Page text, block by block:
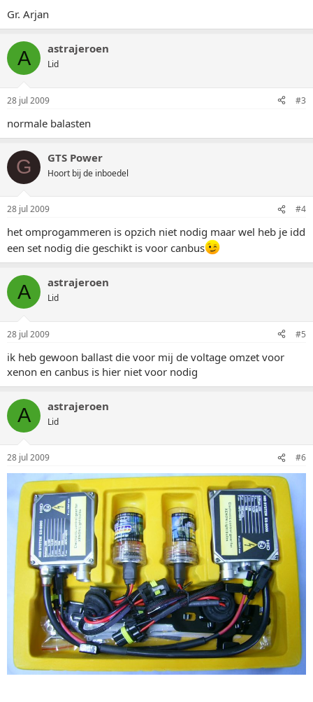
Gr. Arjan
A astrajeroen
Lid
28 jul 2009 #3
normale balasten
G GTS Power
Hoort bij de inboedel
28 jul 2009 #4
het omprogammeren is opzich niet nodig maar wel heb je idd
een set nodig die geschikt is voor canbus
A astrajeroen
Lid
28 jul 2009 #5
ik heb gewoon ballast die voor mij de voltage omzet voor
xenon en canbus is hier niet voor nodig
A astrajeroen
Lid
28 jul 2009 #6